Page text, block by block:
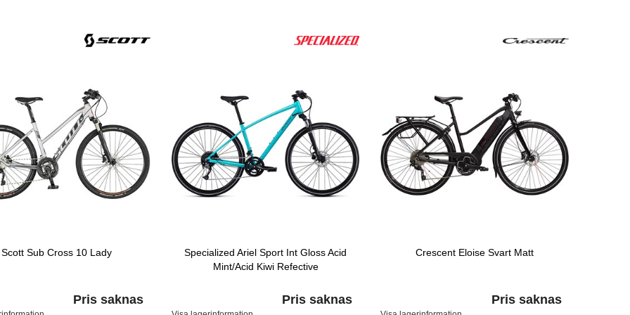
Scott Sub Cross 10 Lady
Pris saknas
Specialized Ariel Sport Int Gloss Acid
Mint/Acid Kiwi Refective
Pris saknas
Crescent Eloise Svart Matt
Pris saknas